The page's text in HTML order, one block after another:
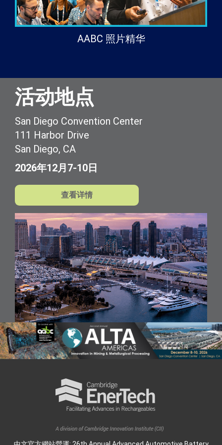
AABC 照片精华
活动地点
San Diego Convention Center
111 Harbor Drive
San Diego, CA
2026年12月7-10日
查看详情